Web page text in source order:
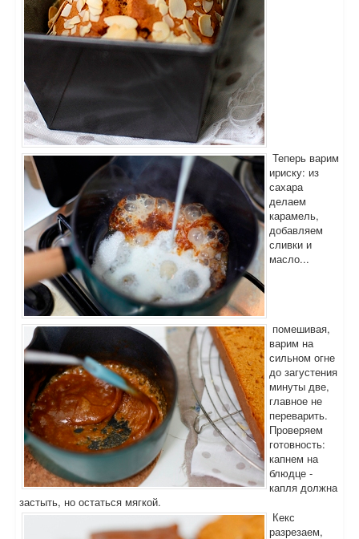
Теперь варим
ириску: из
сахара
делаем
карамель,
добавляем
сливки и
масло...
помешивая,
варим на
сильном огне
до загустения
минуты две,
главное не
переварить.
Проверяем
готовность:
капнем на
блюдце -
капля должна
застыть, но остаться мягкой.
Кекс
разрезаем,